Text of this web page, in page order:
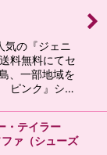
気の『ジェニ
料無料にてセ
、一部地域を
ピンク』シ…
・テイラー
ァ（シューズ